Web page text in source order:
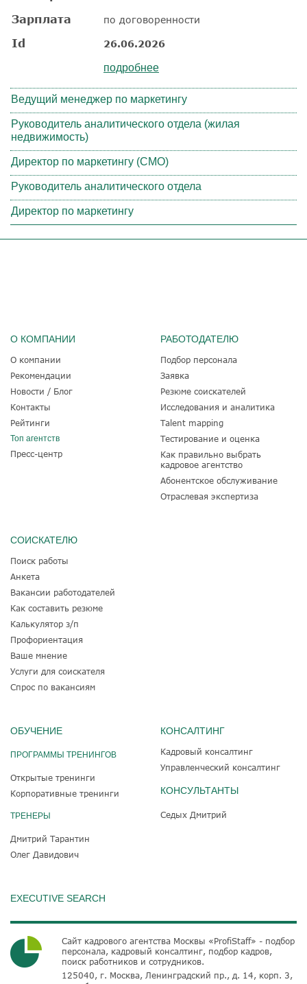
Зарплата по договоренности
Id 26.06.2026
подробнее
Ведущий менеджер по маркетингу
Руководитель аналитического отдела (жилая
недвижимость)
Директор по маркетингу (CMO)
Руководитель аналитического отдела
Директор по маркетингу
О КОМПАНИИ
О компании
Рекомендации
Новости / Блог
Контакты
Рейтинги
Топ агентств
Пресс-центр
РАБОТОДАТЕЛЮ
Подбор персонала
Заявка
Резюме соискателей
Исследования и аналитика
Talent mapping
Тестирование и оценка
Как правильно выбрать
кадровое агентство
Абонентское обслуживание
Отраслевая экспертиза
СОИСКАТЕЛЮ
Поиск работы
Анкета
Вакансии работодателей
Как составить резюме
Калькулятор з/п
Профориентация
Ваше мнение
Услуги для соискателя
Спрос по вакансиям
ОБУЧЕНИЕ
ПРОГРАММЫ ТРЕНИНГОВ
Открытые тренинги
Корпоративные тренинги
ТРЕНЕРЫ
Дмитрий Тарантин
Олег Давидович
КОНСАЛТИНГ
Кадровый консалтинг
Управленческий консалтинг
КОНСУЛЬТАНТЫ
Седых Дмитрий
EXECUTIVE SEARCH
Сайт кадрового агентства Москвы «ProfiStaff» - подбор
персонала, кадровый консалтинг, подбор кадров,
поиск работников и сотрудников.
125040, г. Москва, Ленинградский пр., д. 14, корп. 3,